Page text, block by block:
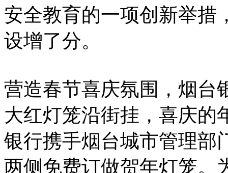
安全教育的一项创新举措
设增了分。
营造春节喜庆氛围，烟台
大红灯笼沿街挂，喜庆的
银行携手烟台城市管理部
两侧免费订做贺年灯笼。